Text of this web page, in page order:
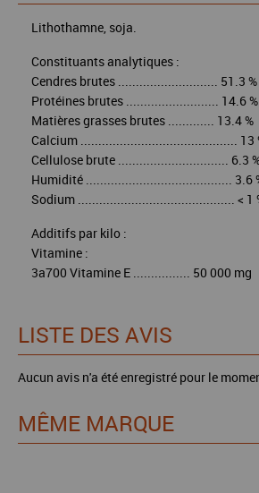
Lithothamne, soja.
Constituants analytiques :
Cendres brutes ............................ 51.3 %
Protéines brutes .......................... 14.6 %
Matières grasses brutes ............. 13.4 %
Calcium ............................................ 13
Cellulose brute ............................... 6.3
Humidité ......................................... 3.6
Sodium ............................................ < 1
Additifs par kilo :
Vitamine :
3a700 Vitamine E ................ 50 000 mg
LISTE DES AVIS
Aucun avis n'a été enregistré pour le
MÊME MARQUE